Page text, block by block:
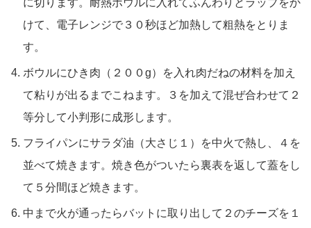
に切ります。耐熱ボウルに入れてふんわりとラップをか
けて、電子レンジで３０秒ほど加熱して粗熱をとりま
す。
ボウルにひき肉（２００g）を入れ肉だねの材料を加え
て粘りが出るまでこねます。３を加えて混ぜ合わせて２
等分して小判形に成形します。
フライパンにサラダ油（大さじ１）を中火で熱し、４を
並べて焼きます。焼き色がついたら裏表を返して蓋をし
て５分間ほど焼きます。
中まで火が通ったらバットに取り出して２のチーズを１